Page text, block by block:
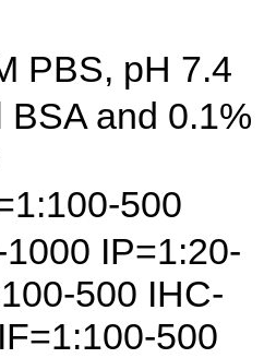
PBS, pH 7.4
and 0.1%
500
IP=1:20-
500 IHC-
500